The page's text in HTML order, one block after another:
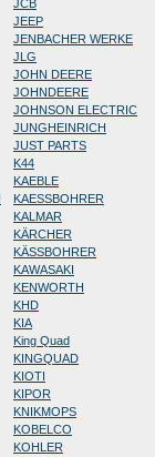
JCB
JEEP
JENBACHER WERKE
JLG
JOHN DEERE
JOHNDEERE
JOHNSON ELECTRIC
JUNGHEINRICH
JUST PARTS
K44
KAEBLE
KAESSBOHRER
KALMAR
KÄRCHER
KÄSSBOHRER
KAWASAKI
KENWORTH
KHD
KIA
King Quad
KINGQUAD
KIOTI
KIPOR
KNIKMOPS
KOBELCO
KOHLER